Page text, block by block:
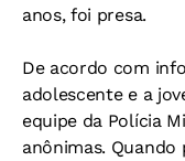
anos, foi presa.
De acordo com
adolescente e a
equipe da Polícia
anônimas. Quando